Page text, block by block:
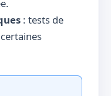
: tests de